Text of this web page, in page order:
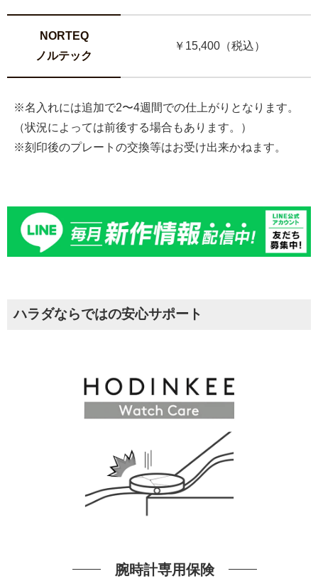
NORTEQ
ノルテック
￥15,400（税込）
※名入れには追加で2〜4週間での仕上がりとなります。
（状況によっては前後する場合もあります。）
※刻印後のプレートの交換等はお受け出来かねます。
ハラダならではの安心サポート
腕時計専用保険